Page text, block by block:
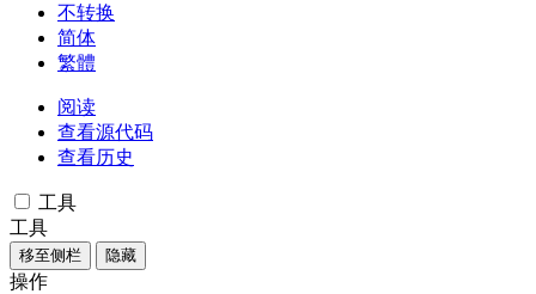
不转换
简体
繁體
阅读
查看源代码
查看历史
工具
工具
移至侧栏 隐藏
操作